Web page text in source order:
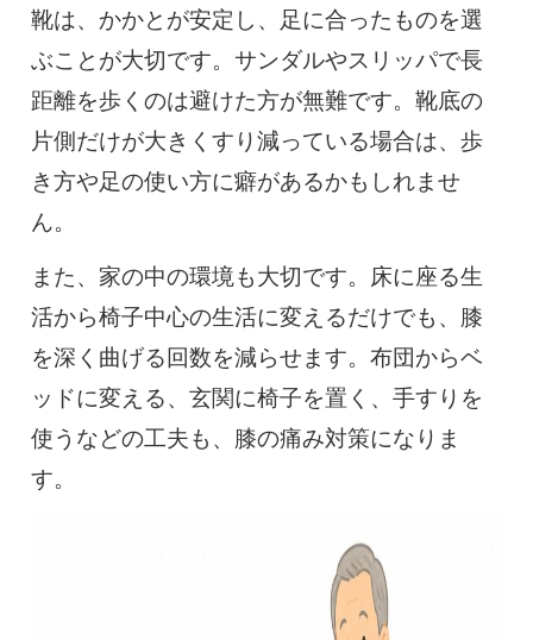
靴は、かかとが安定し、足に合ったものを選
ぶことが大切です。サンダルやスリッパで長
距離を歩くのは避けた方が無難です。靴底の
片側だけが大きくすり減っている場合は、歩
き方や足の使い方に癖があるかもしれませ
ん。
また、家の中の環境も大切です。床に座る生
活から椅子中心の生活に変えるだけでも、膝
を深く曲げる回数を減らせます。布団からベ
ッドに変える、玄関に椅子を置く、手すりを
使うなどの工夫も、膝の痛み対策になりま
す。